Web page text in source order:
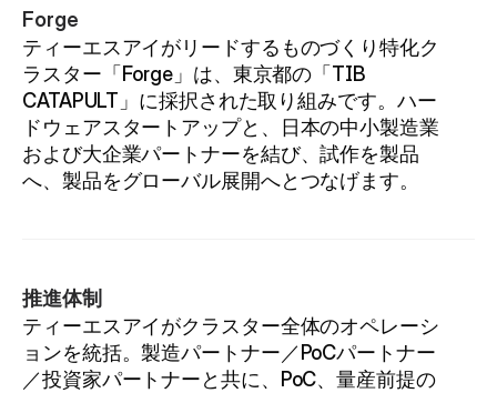
Forge
ティーエスアイがリードするものづくり特化ク
ラスター「Forge」は、東京都の「TIB
CATAPULT」に採択された取り組みです。ハー
ドウェアスタートアップと、日本の中小製造業
および大企業パートナーを結び、試作を製品
へ、製品をグローバル展開へとつなげます。
推進体制
ティーエスアイがクラスター全体のオペレーシ
ョンを統括。製造パートナー／PoCパートナー
／投資家パートナーと共に、PoC、量産前提の